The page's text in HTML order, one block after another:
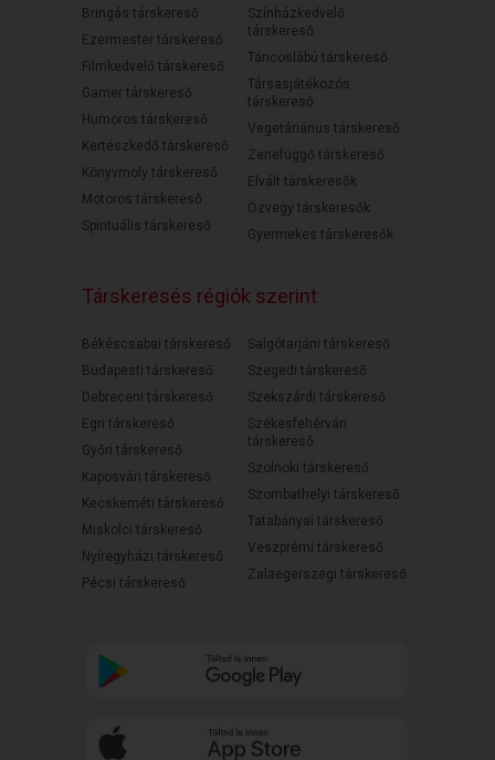
Bringás társkereső
Ezermester társkereső
Filmkedvelő társkereső
Gamer társkereső
Humoros társkereső
Kertészkedő társkereső
Könyvmoly társkereső
Motoros társkereső
Spirituális társkereső
Színházkedvelő
társkereső
Táncoslábú társkereső
Társasjátékozós
társkereső
Vegetáriánus társkereső
Zenefüggő társkereső
Elvált társkeresők
Özvegy társkeresők
Gyermekes társkeresők
Társkeresés régiók szerint
Békéscsabai társkereső
Budapesti társkereső
Debreceni társkereső
Egri társkereső
Győri társkereső
Kaposvári társkereső
Kecskeméti társkereső
Miskolci társkereső
Nyíregyházi társkereső
Pécsi társkereső
Salgótarjáni társkereső
Szegedi társkereső
Szekszárdi társkereső
Székesfehérvári
társkereső
Szolnoki társkereső
Szombathelyi társkereső
Tatabányai társkereső
Veszprémi társkereső
Zalaegerszegi társkereső